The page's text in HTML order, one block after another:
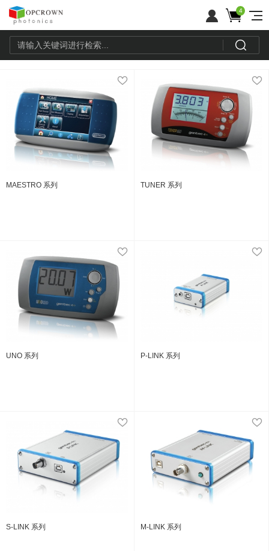
4
MAESTRO 系列 TUNER 系列
UNO 系列 P-LINK 系列
S-LINK 系列 M-LINK 系列